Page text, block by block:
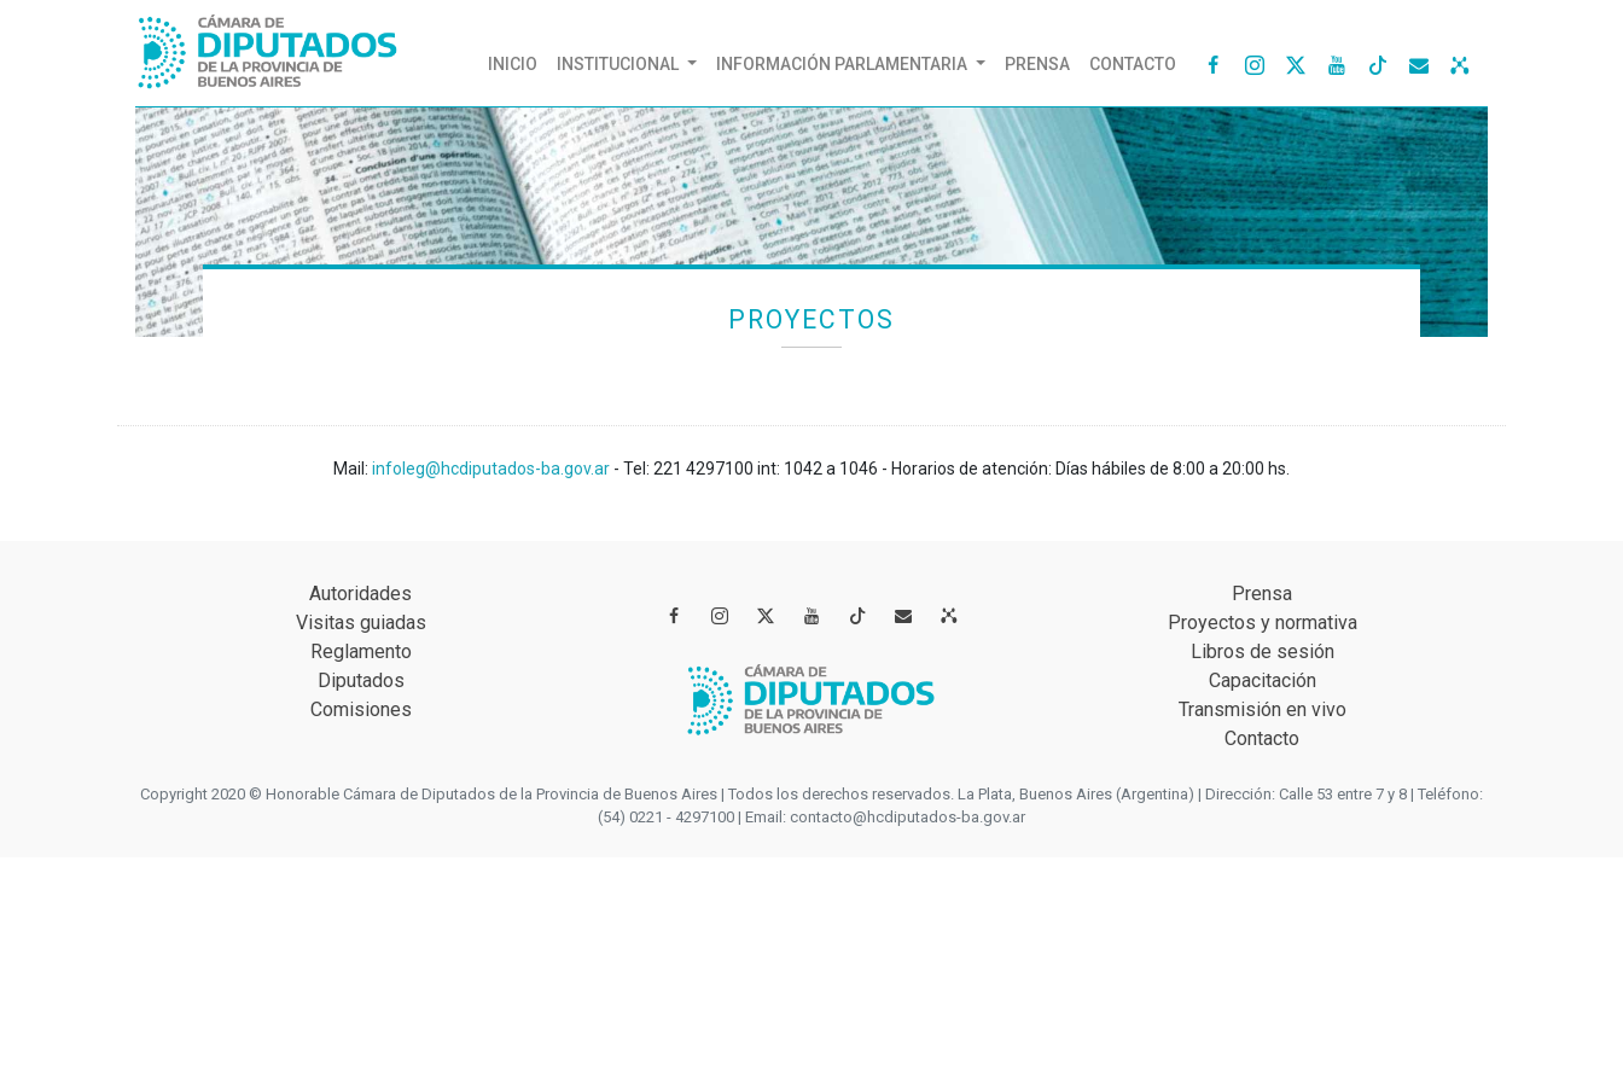
INICIO (CURRENT)
INSTITUCIONAL INFORMACIÓN PARLAMENTARIA PRENSA CONTACTO    
PROYECTOS
Mail: infoleg@hcdiputados-ba.gov.ar - Tel: 221 4297100 int: 1042 a 1046 - Horarios de atención: Días hábiles de 8:00 a 20:00 hs.
Autoridades
Visitas guiadas
Reglamento
Diputados
Comisiones
   
Prensa
Proyectos y normativa
Libros de sesión
Capacitación
Transmisión en vivo
Contacto
Copyright 2020 © Honorable Cámara de Diputados de la Provincia de Buenos Aires | Todos los derechos reservados. La Plata, Buenos Aires (Argentina) | Dirección: Calle 53 entre 7 y 8 | Teléfono:
(54) 0221 - 4297100 | Email: contacto@hcdiputados-ba.gov.ar